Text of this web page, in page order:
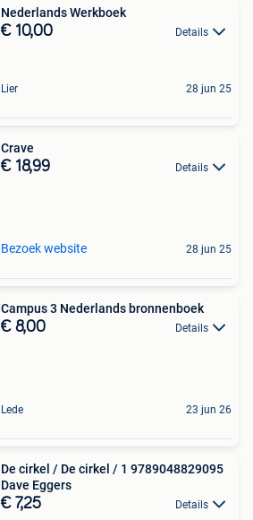
Nederlands Werkboek
€ 10,00 Details
Lier 28 jun 25
Crave
€ 18,99 Details
Bezoek website 28 jun 25
Campus 3 Nederlands bronnenboek
€ 8,00 Details
Lede 23 jun 26
De cirkel / De cirkel / 1 9789048829095
Dave Eggers
€ 7,25 Details